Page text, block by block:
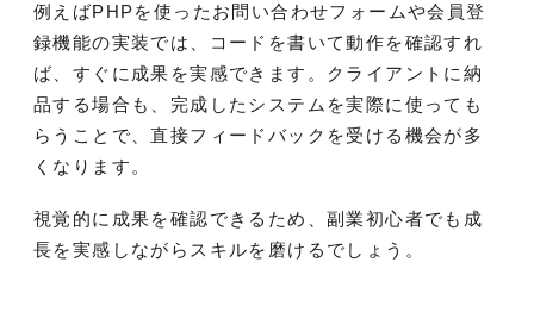
例えばPHPを使ったお問い合わせフォームや会員登
録機能の実装では、コードを書いて動作を確認すれ
ば、すぐに成果を実感できます。クライアントに納
品する場合も、完成したシステムを実際に使っても
らうことで、直接フィードバックを受ける機会が多
くなります。
視覚的に成果を確認できるため、副業初心者でも成
長を実感しながらスキルを磨けるでしょう。